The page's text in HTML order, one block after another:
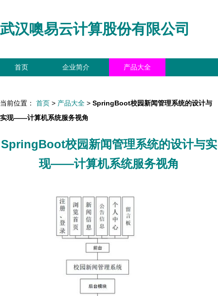
武汉噢易云计算股份有限公司
首页 企业简介 产品大全
当前位置： 首页 > 产品大全 > SpringBoot校园新闻管理系统的设计与
实现——计算机系统服务视角
SpringBoot校园新闻管理系统的设计与实
现——计算机系统服务视角